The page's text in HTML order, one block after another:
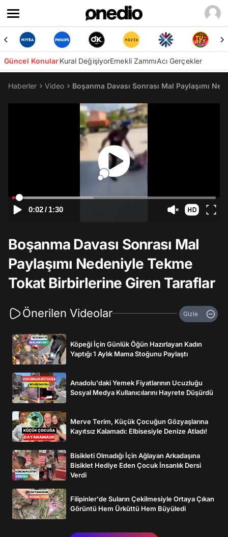
Güncel KonularKural DeğişiyorEmekli ZammıAcı Gerçekler
Haberler Video Boşanma Davası Sonrası Mal Paylaşımı
0:02/ 1:30
Boşanma Davası Sonrası Mal
Paylaşımı Nedeniyle Tekme
Tokat Birbirlerine Giren Taraflar
Önerilen Videolar Gizle
Köpeği İçin Günlük Öğün Hazırlayan Kadın
Yaptığı 1 Aylık Mama Stoğunu Paylaştı
Anadolu'daki Yemek Fiyatlarının Ucuzluğu
Sosyal Medya Kullanıcılarını Hayrete Düşürdü
Merve Terim, Küçük Çocuğun Gözyaşlarına
Kayıtsız Kalamadı: Elbisesiyle Denize Atladı!
Bisikleti Olmadığı İçin Ağlayan Arkadaşına
Bisiklet Hediye Eden Çocuk İnsanlık Dersi
Verdi
Filipinler'de Suların Çekilmesiyle Ortaya Çıkan
Görüntü Hem Ürküttü Hem Büyüledi